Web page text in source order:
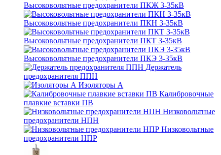
Высоковольтные предохранители ПКЖ 3-35кВ
Высоковольтные предохранители ПКН 3-35кВ
Высоковольтные предохранители ПКТ 3-35кВ
Высоковольтные предохранители ПКЭ 3-35кВ
Держатель
предохранителя ППН
Изоляторы А
Калибровочные
плавкие вставки ПВ
Низковольтные
предохранители НПН
Низковольтные
предохранители НПР